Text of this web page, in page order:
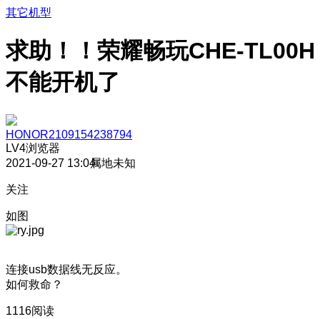
其它机型
求助！！荣耀畅玩CHE-TL00H
不能开机了
HONOR2109154238794
LV4浏览器
2021-09-27 13:04属地未知
关注
如图
连接usb数据线无反应。
如何救命？
1116阅读